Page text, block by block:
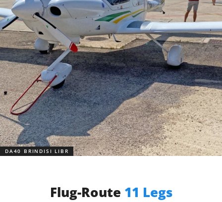
DA40 BRINDISI LIBR
Flug-Route 11 Legs